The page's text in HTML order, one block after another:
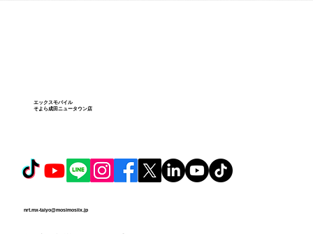
エックスモバイル
そよら成田ニュータウン店
nrt.mx-taiyo@mosimosiix.jp